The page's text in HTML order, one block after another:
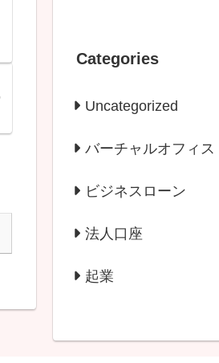
Categories
Uncategorized
バーチャルオフィス
ビジネスローン
法人口座
起業